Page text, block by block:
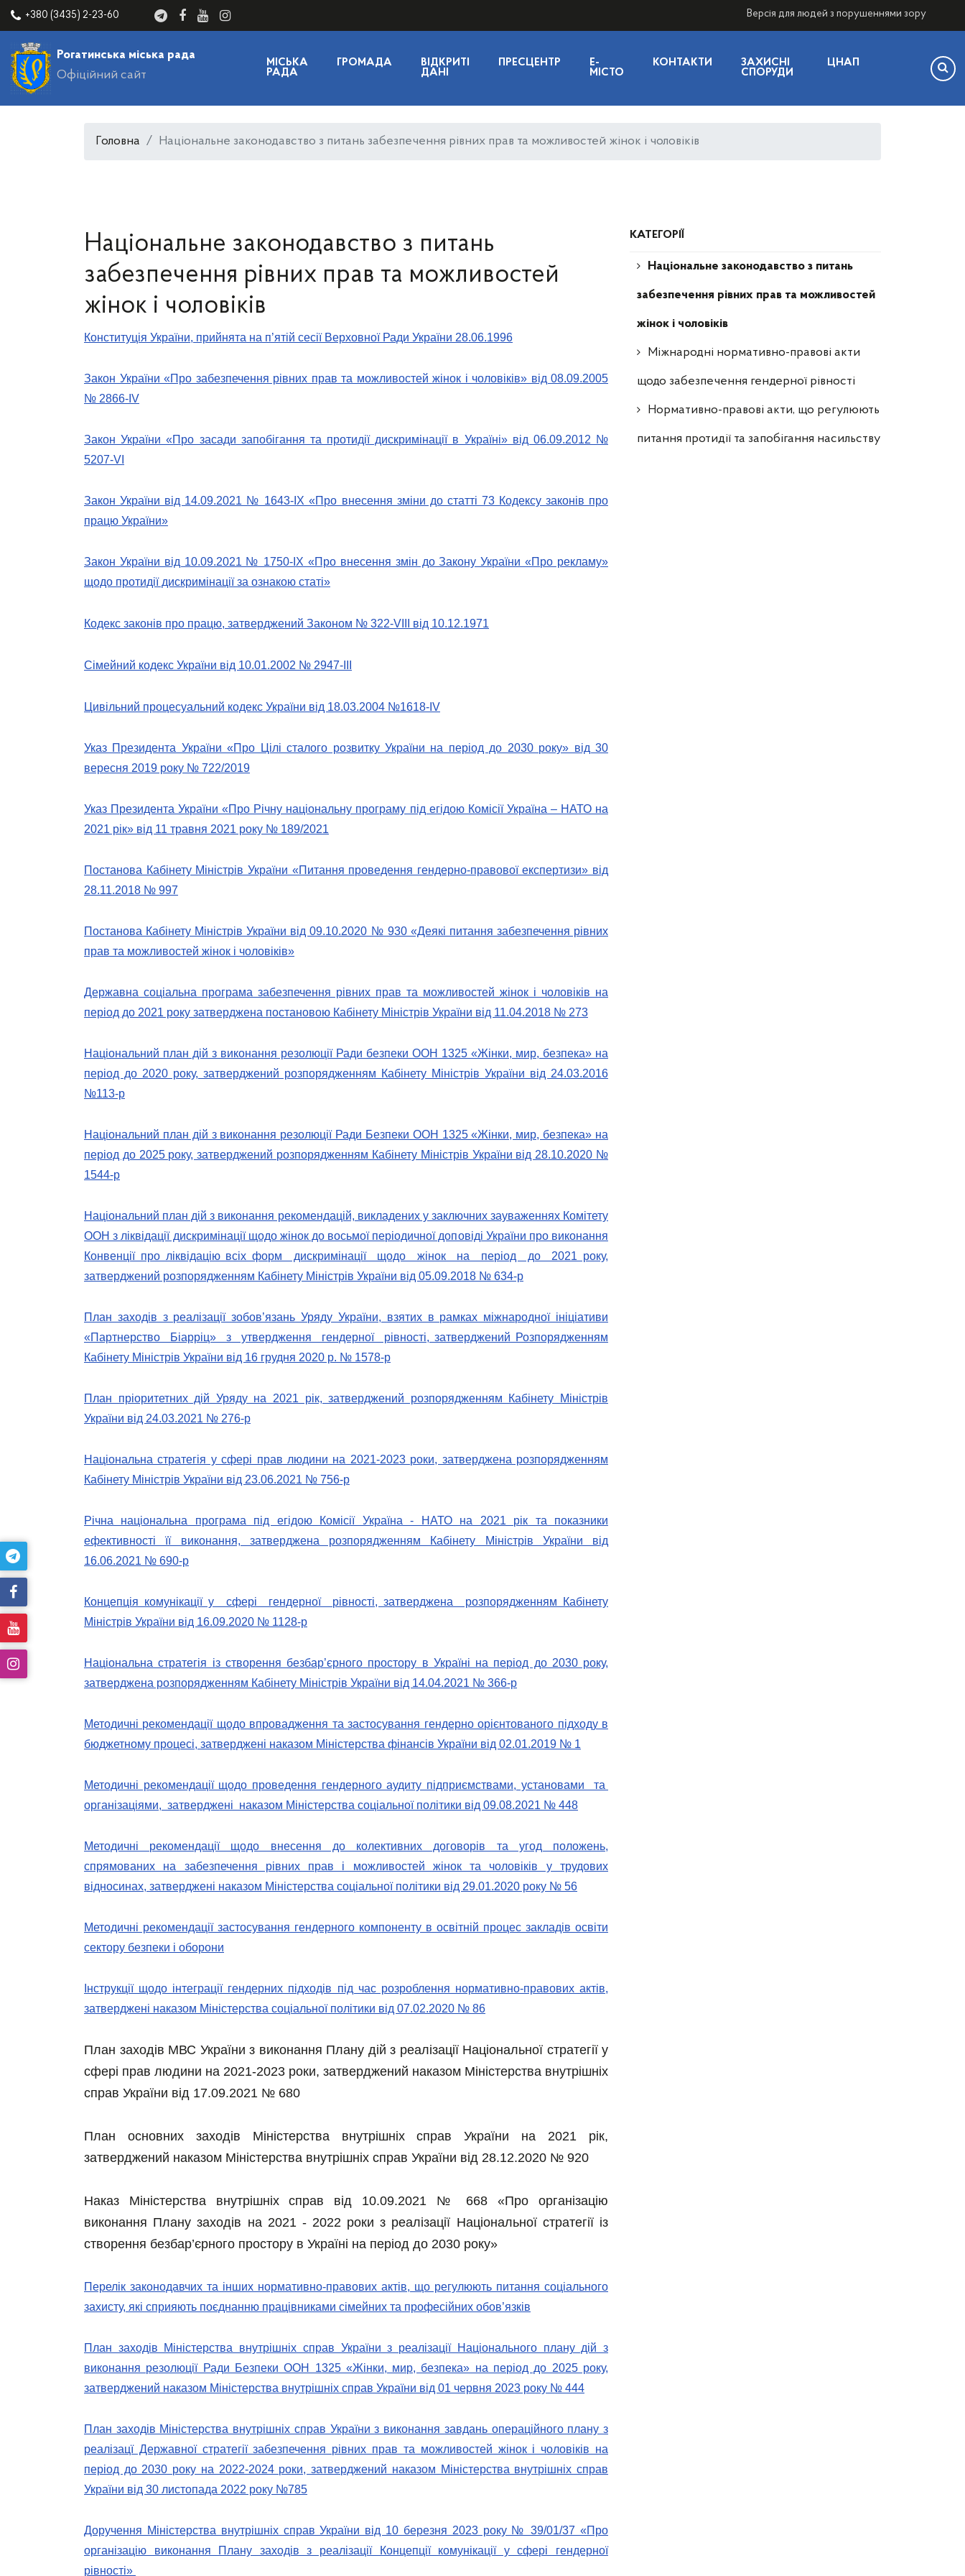
+380 (3435) 2-23-60 Версія для людей з порушеннями зору
Рогатинська міська рада
Офіційний сайт
МІСЬКА
РАДА
ГРОМАДА
ВІДКРИТІ
ДАНІ
ПРЕСЦЕНТР
E-
МІСТО
КОНТАКТИ
ЗАХИСНІ
СПОРУДИ
ЦНАП
Головна Національне законодавство з питань забезпечення рівних прав та можливостей жінок і чоловіків
Національне законодавство з питань
забезпечення рівних прав та можливостей
жінок і чоловіків
Конституція України, прийнята на п’ятій сесії Верховної Ради України 28.06.1996
Закон України «Про забезпечення рівних прав та можливостей жінок і чоловіків» від 08.09.2005
№ 2866-IV
Закон України «Про засади запобігання та протидії дискримінації в Україні» від 06.09.2012 №
5207-VI
Закон України від 14.09.2021 № 1643-IX «Про внесення зміни до статті 73 Кодексу законів про
працю України»
Закон України від 10.09.2021 № 1750-ІХ «Про внесення змін до Закону України «Про рекламу»
щодо протидії дискримінації за ознакою статі»
Кодекс законів про працю, затверджений Законом № 322-VIII від 10.12.1971
Сімейний кодекс України від 10.01.2002 № 2947-III
Цивільний процесуальний кодекс України від 18.03.2004 №1618-IV
Указ Президента України «Про Цілі сталого розвитку України на період до 2030 року» від 30
вересня 2019 року № 722/2019
Указ Президента України «Про Річну національну програму під егідою Комісії Україна – НАТО на
2021 рік» від 11 травня 2021 року № 189/2021
Постанова Кабінету Міністрів України «Питання проведення гендерно-правової експертизи» від
28.11.2018 № 997
Постанова Кабінету Міністрів України від 09.10.2020 № 930 «Деякі питання забезпечення рівних
прав та можливостей жінок і чоловіків»
Державна соціальна програма забезпечення рівних прав та можливостей жінок і чоловіків на
період до 2021 року затверджена постановою Кабінету Міністрів України від 11.04.2018 № 273
Національний план дій з виконання резолюції Ради безпеки ООН 1325 «Жінки, мир, безпека» на
період до 2020 року, затверджений розпорядженням Кабінету Міністрів України від 24.03.2016
№113-р
Національний план дій з виконання резолюції Ради Безпеки ООН 1325 «Жінки, мир, безпека» на
період до 2025 року, затверджений розпорядженням Кабінету Міністрів України від 28.10.2020 №
1544-р
Національний план дій з виконання рекомендацій, викладених у заключних зауваженнях Комітету
ООН з ліквідації дискримінації щодо жінок до восьмої періодичної доповіді України про виконання
Конвенції про ліквідацію всіх форм дискримінації щодо жінок на період до 2021 року,
затверджений розпорядженням Кабінету Міністрів України від 05.09.2018 № 634-р
План заходів з реалізації зобов’язань Уряду України, взятих в рамках міжнародної ініціативи
«Партнерство Біарріц» з утвердження гендерної рівності, затверджений Розпорядженням
Кабінету Міністрів України від 16 грудня 2020 р. № 1578-р
План пріоритетних дій Уряду на 2021 рік, затверджений розпорядженням Кабінету Міністрів
України від 24.03.2021 № 276-р
Національна стратегія у сфері прав людини на 2021-2023 роки, затверджена розпорядженням
Кабінету Міністрів України від 23.06.2021 № 756-р
Річна національна програма під егідою Комісії Україна - НАТО на 2021 рік та показники
ефективності її виконання, затверджена розпорядженням Кабінету Міністрів України від
16.06.2021 № 690-р
Концепція комунікації у сфері гендерної рівності, затверджена розпорядженням Кабінету
Міністрів України від 16.09.2020 № 1128-р
Національна стратегія із створення безбар’єрного простору в Україні на період до 2030 року,
затверджена розпорядженням Кабінету Міністрів України від 14.04.2021 № 366-р
Методичні рекомендації щодо впровадження та застосування гендерно орієнтованого підходу в
бюджетному процесі, затверджені наказом Міністерства фінансів України від 02.01.2019 № 1
Методичні рекомендації щодо проведення гендерного аудиту підприємствами, установами та
організаціями, затверджені наказом Міністерства соціальної політики від 09.08.2021 № 448
Методичні рекомендації щодо внесення до колективних договорів та угод положень,
спрямованих на забезпечення рівних прав і можливостей жінок та чоловіків у трудових
відносинах, затверджені наказом Міністерства соціальної політики від 29.01.2020 року № 56
Методичні рекомендації застосування гендерного компоненту в освітній процес закладів освіти
сектору безпеки і оборони
Інструкції щодо інтеграції гендерних підходів під час розроблення нормативно-правових актів,
затверджені наказом Міністерства соціальної політики від 07.02.2020 № 86
План заходів МВС України з виконання Плану дій з реалізації Національної стратегії у
сфері прав людини на 2021-2023 роки, затверджений наказом Міністерства внутрішніх
справ України від 17.09.2021 № 680
План основних заходів Міністерства внутрішніх справ України на 2021 рік,
затверджений наказом Міністерства внутрішніх справ України від 28.12.2020 № 920
Наказ Міністерства внутрішніх справ від 10.09.2021 № 668 «Про організацію
виконання Плану заходів на 2021 - 2022 роки з реалізації Національної стратегії із
створення безбар’єрного простору в Україні на період до 2030 року»
Перелік законодавчих та інших нормативно-правових актів, що регулюють питання соціального
захисту, які сприяють поєднанню працівниками сімейних та професійних обов’язків
План заходів Міністерства внутрішніх справ України з реалізації Національного плану дій з
виконання резолюції Ради Безпеки ООН 1325 «Жінки, мир, безпека» на період до 2025 року,
затверджений наказом Міністерства внутрішніх справ України від 01 червня 2023 року № 444
План заходів Міністерства внутрішніх справ України з виконання завдань операційного плану з
реалізацї Державної стратегії забезпечення рівних прав та можливостей жінок і чоловіків на
період до 2030 року на 2022-2024 роки, затверджений наказом Міністерства внутрішніх справ
України від 30 листопада 2022 року №785
Доручення Міністерства внутрішніх справ України від 10 березня 2023 року № 39/01/37 «Про
організацію виконання Плану заходів з реалізації Концепції комунікації у сфері гендерної
рівності»
КАТЕГОРІЇ
Національне законодавство з питань
забезпечення рівних прав та можливостей
жінок і чоловіків
Міжнародні нормативно-правові акти
щодо забезпечення гендерної рівності
Нормативно-правові акти, що регулюють
питання протидії та запобігання насильству